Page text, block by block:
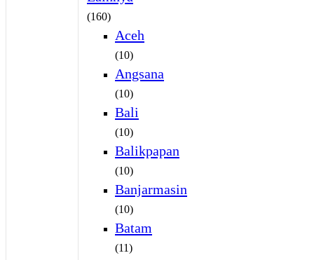
(160)
Aceh
(10)
Angsana
(10)
Bali
(10)
Balikpapan
(10)
Banjarmasin
(10)
Batam
(11)